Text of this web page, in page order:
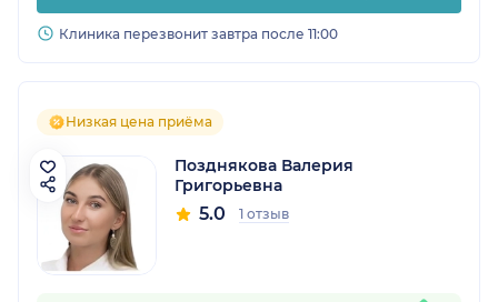
Клиника перезвонит завтра после 11:00
Низкая цена приёма
Позднякова Валерия
Григорьевна
5.0 1 отзыв